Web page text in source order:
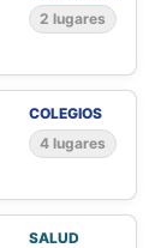
2 lugares
COLEGIOS
4 lugares
SALUD